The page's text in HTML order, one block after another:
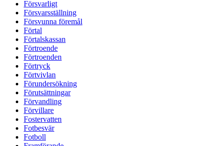
Försvarligt
Försvarsställning
Försvunna föremål
Förtal
Förtalskassan
Förtroende
Förtroenden
Förtryck
Förtvivlan
Förundersökning
Förutsättningar
Förvandling
Förvillare
Fostervatten
Fotbesvär
Fotboll